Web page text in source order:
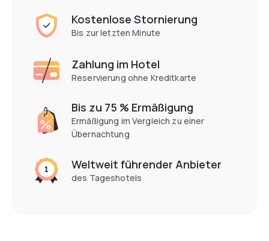
Kostenlose Stornierung
Bis zur letzten Minute
Zahlung im Hotel
Reservierung ohne Kreditkarte
Bis zu 75 % Ermäßigung
Ermäßigung im Vergleich zu einer
Übernachtung
Weltweit führender Anbieter
des Tageshotels